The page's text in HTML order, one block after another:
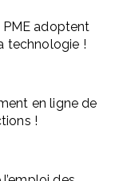
PME adoptent
technologie !
en ligne de
!